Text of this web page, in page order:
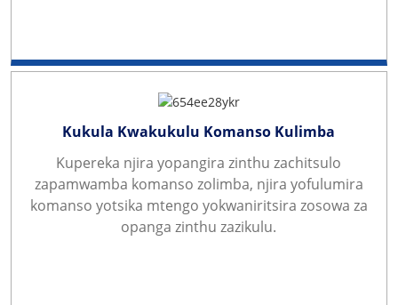
Kukula Kwakukulu Komanso Kulimba
Kupereka njira yopangira zinthu zachitsulo
zapamwamba komanso zolimba, njira yofulumira
komanso yotsika mtengo yokwaniritsira zosowa za
opanga zinthu zazikulu.